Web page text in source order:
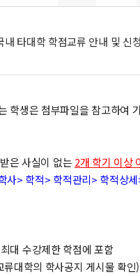
타대학 학점교류 안내 및 신
학생은 첨부파일을 참고하여
은 사실이 없는 2개 학기 이상
> 학적> 학적관리> 학적상세
대 수강제한 학점에 포함
대학의 학사공지 게시물 확인)